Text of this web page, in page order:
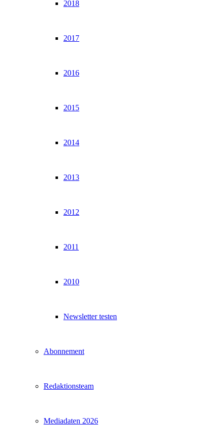
2018
2017
2016
2015
2014
2013
2012
2011
2010
Newsletter testen
Abonnement
Redaktionsteam
Mediadaten 2026